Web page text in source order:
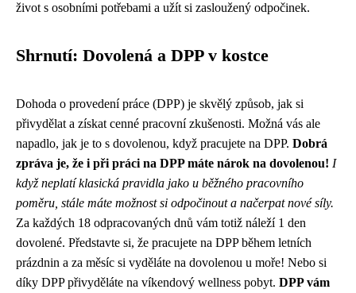
život s osobními potřebami a užít si zasloužený odpočinek.
Shrnutí: Dovolená a DPP v kostce
Dohoda o provedení práce (DPP) je skvělý způsob, jak si
přivydělat a získat cenné pracovní zkušenosti. Možná vás ale
napadlo, jak je to s dovolenou, když pracujete na DPP. Dobrá
zpráva je, že i při práci na DPP máte nárok na dovolenou! I
když neplatí klasická pravidla jako u běžného pracovního
poměru, stále máte možnost si odpočinout a načerpat nové síly.
Za každých 18 odpracovaných dnů vám totiž náleží 1 den
dovolené. Představte si, že pracujete na DPP během letních
prázdnin a za měsíc si vyděláte na dovolenou u moře! Nebo si
díky DPP přivyděláte na víkendový wellness pobyt. DPP vám